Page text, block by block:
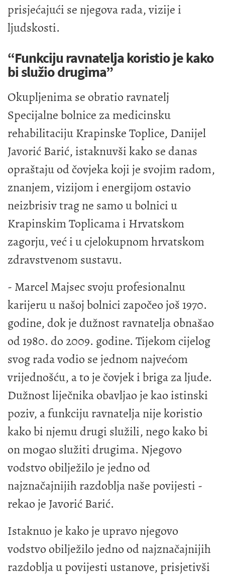
prisjećajući se njegova rada, vizije i
ljudskosti.
“Funkciju ravnatelja koristio je kako
bi služio drugima”
Okupljenima se obratio ravnatelj
Specijalne bolnice za medicinsku
rehabilitaciju Krapinske Toplice, Danijel
Javorić Barić, istaknuvši kako se danas
opraštaju od čovjeka koji je svojim radom,
znanjem, vizijom i energijom ostavio
neizbrisiv trag ne samo u bolnici u
Krapinskim Toplicama i Hrvatskom
zagorju, već i u cjelokupnom hrvatskom
zdravstvenom sustavu.
- Marcel Majsec svoju profesionalnu
karijeru u našoj bolnici započeo još 1970.
godine, dok je dužnost ravnatelja obnašao
od 1980. do 2009. godine. Tijekom cijelog
svog rada vodio se jednom najvećom
vrijednošću, a to je čovjek i briga za ljude.
Dužnost liječnika obavljao je kao istinski
poziv, a funkciju ravnatelja nije koristio
kako bi njemu drugi služili, nego kako bi
on mogao služiti drugima. Njegovo
vodstvo obilježilo je jedno od
najznačajnijih razdoblja naše povijesti -
rekao je Javorić Barić.
Istaknuo je kako je upravo njegovo
vodstvo obilježilo jedno od najznačajnijih
razdoblja u povijesti ustanove, prisjetivši